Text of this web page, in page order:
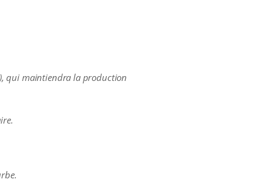
qui maintiendra la production